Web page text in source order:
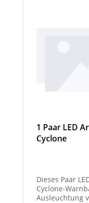
1 Paar LED
Cyclone
Dieses Paar
Cyclone-
Ausleuchtung